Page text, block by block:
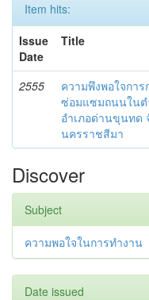
Item hits:
Issue
Date
Title
2555
ความพึงพอใจการ
ซ่อมแซมถนนใน
อำเภอด่านขุนทด
นครราชสีมา
Discover
Subject
ความพอใจในการทำงาน
Date issued